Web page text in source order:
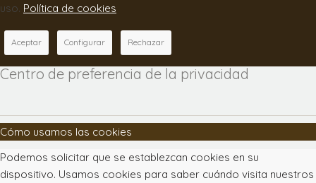
uso. Política de cookies
Aceptar Configurar Rechazar
Centro de preferencia de la privacidad
Cómo usamos las cookies
Podemos solicitar que se establezcan cookies en su
dispositivo. Usamos cookies para saber cuándo visita nuestros